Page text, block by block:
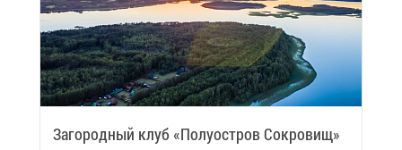
За­го­род­ный клуб «По­лу­ост­ров Со­кро­вищ»